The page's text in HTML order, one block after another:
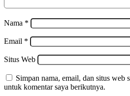
Nama *
Email *
Situs Web
Simpan nama, email, dan situs web
untuk komentar saya berikutnya.